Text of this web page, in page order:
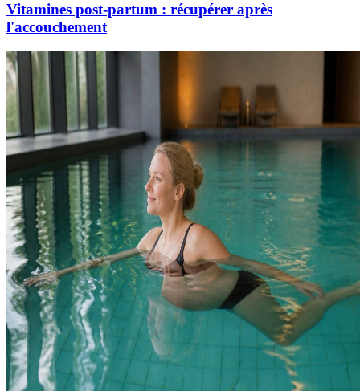
Vitamines post-partum : récupérer après
l'accouchement